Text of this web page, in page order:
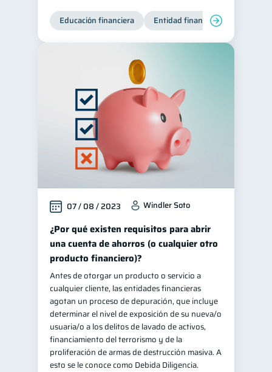
Educación financiera Entidad financiera
07 / 08 / 2023 Windler Soto
¿Por qué existen requisitos para abrir
una cuenta de ahorros (o cualquier otro
producto financiero)?
Antes de otorgar un producto o servicio a
cualquier cliente, las entidades financieras
agotan un proceso de depuración, que incluye
determinar el nivel de exposición de su nueva/o
usuaria/o a los delitos de lavado de activos,
financiamiento del terrorismo y de la
proliferación de armas de destrucción masiva. A
esto se le conoce como Debida Diligencia.